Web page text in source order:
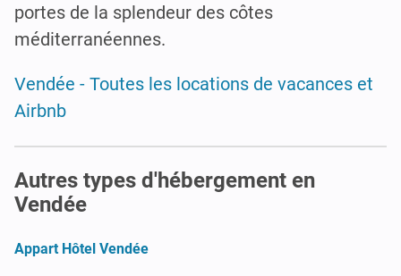
portes de la splendeur des côtes
méditerranéennes.
Vendée - Toutes les locations de vacances et
Airbnb
Autres types d'hébergement en
Vendée
Appart Hôtel Vendée